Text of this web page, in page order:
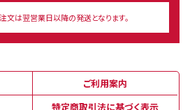
は翌営業日以降の発送となります。
ご利用案内
特定商取引法に基づく表示